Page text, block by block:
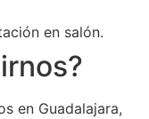
en salón.
en Guadalajara,